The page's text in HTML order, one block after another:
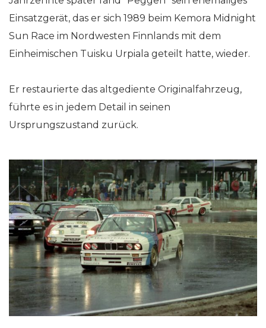
Einsatzgerät, das er sich 1989 beim Kemora Midnight
Sun Race im Nordwesten Finnlands mit dem
Einheimischen Tuisku Urpiala geteilt hatte, wieder.
Er restaurierte das altgediente Originalfahrzeug,
führte es in jedem Detail in seinen
Ursprungszustand zurück.